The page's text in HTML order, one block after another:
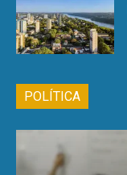
POLÍTICA